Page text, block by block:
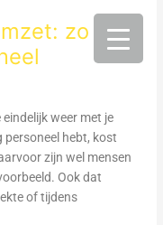
zo
weer met je
personeel hebt, kost
zijn wel mensen
Ook dat
of tijdens